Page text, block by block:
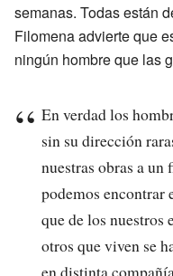
semanas. Todas están
Filomena advierte que
ningún hombre que las
En verdad los
sin su dirección
nuestras obras a
podemos encontrar
que de los nuestros
otros que viven se